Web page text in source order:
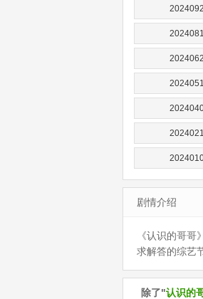
剧情介绍
《认识的哥
求解答的综艺
除了"认识的